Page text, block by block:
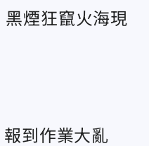
煙狂竄火海現
到作業大亂